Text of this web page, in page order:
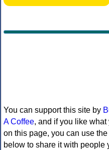
You can support this site by
A Coffee, and if you like what
on this page, you can use
below to share it with people